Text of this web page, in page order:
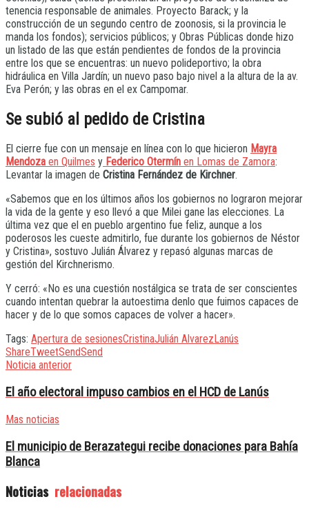
tenencia responsable de animales. Proyecto Barack; y la
construcción de un segundo centro de zoonosis, si la provincia le
manda los fondos); servicios públicos; y Obras Públicas donde hizo
un listado de las que están pendientes de fondos de la provincia
entre los que se encuentras: un nuevo polideportivo; la obra
hidráulica en Villa Jardín; un nuevo paso bajo nivel a la altura de la av.
Eva Perón; y las obras en el ex Campomar.
Se subió al pedido de Cristina
El cierre fue con un mensaje en línea con lo que hicieron Mayra
Mendoza en Quilmes y Federico Otermín en Lomas de Zamora:
Levantar la imagen de Cristina Fernández de Kirchner.
«Sabemos que en los últimos años los gobiernos no lograron mejorar
la vida de la gente y eso llevó a que Milei gane las elecciones. La
última vez que el en pueblo argentino fue feliz, aunque a los
poderosos les cueste admitirlo, fue durante los gobiernos de Néstor
y Cristina», sostuvo Julián Álvarez y repasó algunas marcas de
gestión del Kirchnerismo.
Y cerró: «No es una cuestión nostálgica se trata de ser conscientes
cuando intentan quebrar la autoestima denlo que fuimos capaces de
hacer y de lo que somos capaces de volver a hacer».
Tags: Apertura de sesionesCristinaJulián Alvarez Lanús
ShareTweetSendSend
Noticia anterior
El año electoral impuso cambios en el HCD de Lanús
Mas noticias
El municipio de Berazategui recibe donaciones para Bahía
Blanca
Noticias relacionadas